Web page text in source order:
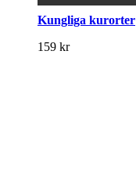
Kungliga kurorter
159 kr